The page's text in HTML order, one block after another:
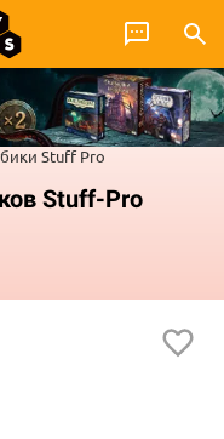
Stuff Pro
Stuff-Pro